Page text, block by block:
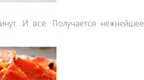
И всё. Получается нежнейшее